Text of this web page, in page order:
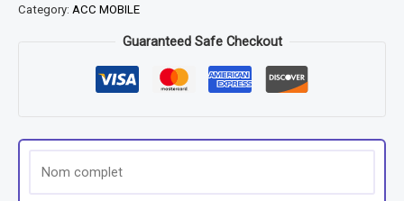
Category: ACC MOBILE
Guaranteed Safe Checkout